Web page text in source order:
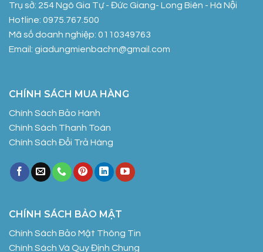
Trụ sở: 254 Ngô Gia Tự - Đức Giang- Long Biên - Hà Nội
Hotline: 0975.767.500
Mã số doanh nghiệp: 0110349763
Email: giadungmienbachn@gmail.com
CHÍNH SÁCH MUA HÀNG
Chính Sách Bảo Hành
Chính Sách Thanh Toán
Chính Sách Đổi Trả Hàng
CHÍNH SÁCH BẢO MẬT
Chính Sách Bảo Mật Thông Tin
Chính Sách Và Quy Định Chung